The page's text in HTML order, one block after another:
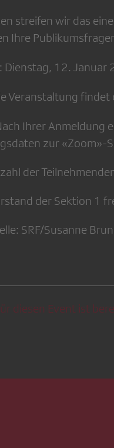
streifen wir das
Ihre
: Dienstag, 12.
Veranstaltung
Ihrer Anmeldung
zur «Zoom»-
der
der Sektion 1
SRF/Susanne
diesen Event ist